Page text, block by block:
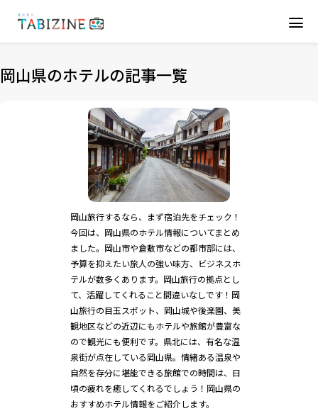
岡山県のホテルの記事一覧
岡山旅行するなら、まず宿泊先をチェック！
今回は、岡山県のホテル情報についてまとめ
ました。岡山市や倉敷市などの都市部には、
予算を抑えたい旅人の強い味方、ビジネスホ
テルが数多くあります。岡山旅行の拠点とし
て、活躍してくれること間違いなしです！岡
山旅行の目玉スポット、岡山城や後楽園、美
観地区などの近辺にもホテルや旅館が豊富な
ので観光にも便利です。県北には、有名な温
泉街が点在している岡山県。情緒ある温泉や
自然を存分に堪能できる旅館での時間は、日
頃の疲れを癒してくれるでしょう！岡山県の
おすすめホテル情報をご紹介します。